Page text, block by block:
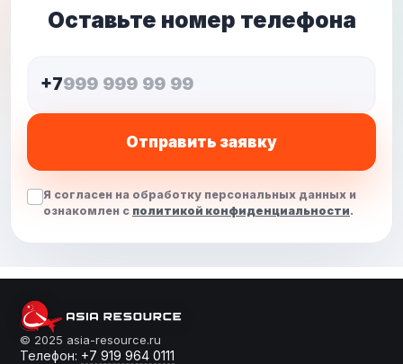
Оставьте номер телефона
+7
Отправить заявку
Я согласен на обработку персональных данных и
ознакомлен с политикой конфиденциальности.
От слов к делу
© 2025 asia-resource.ru
Телефон: +7 919 964 0111